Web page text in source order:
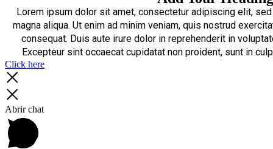
Lorem ipsum dolor sit amet, consectetur adipiscing elit,
magna aliqua. Ut enim ad minim veniam, quis nostrud
consequat. Duis aute irure dolor in reprehenderit in
Excepteur sint occaecat cupidatat non proident, sunt in
Click here
Abrir chat